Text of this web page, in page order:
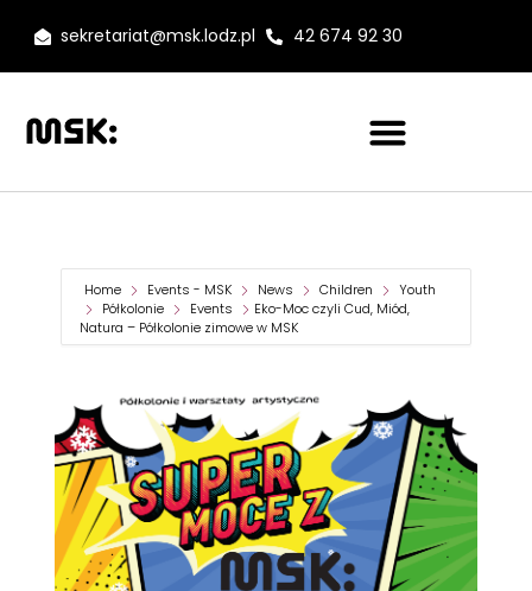
sekretariat@msk.lodz.pl 42 674 92 30
Home Events - MSK News Children
Youth
Półkolonie
Events
Eko-Moc czyli Cud, Miód,
Natura – Półkolonie zimowe w MSK